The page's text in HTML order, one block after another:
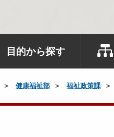
目的から探す
健康福祉部 福祉政策課